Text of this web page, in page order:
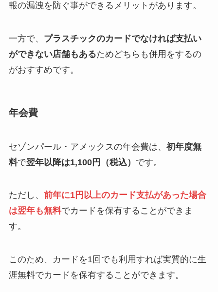
報の漏洩を防ぐ事ができるメリットがあります。
一方で、 プラスチックのカードでなければ支払い
ができない店舗もあるためどちらも併用をするの
がおすすめです。
年会費
セゾンパール・アメックスの年会費は、 初年度無
料で翌年以降は1,100円（税込） です。
ただし、 前年に1円以上のカード支払があった場合
は翌年も無料でカードを保有することができま
す。
このため、カードを1回でも利用すれば実質的に生
涯無料でカードを保有することができます。